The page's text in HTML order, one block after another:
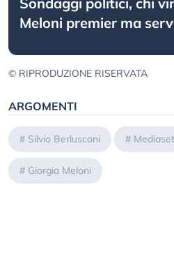
Meloni premier ma
© RIPRODUZIONE RISERVATA
ARGOMENTI
# Silvio Berlusconi #
# Giorgia Meloni